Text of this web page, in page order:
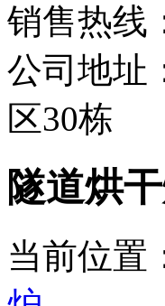
销售热线
公司地址
区30栋
隧道烘
当前位置